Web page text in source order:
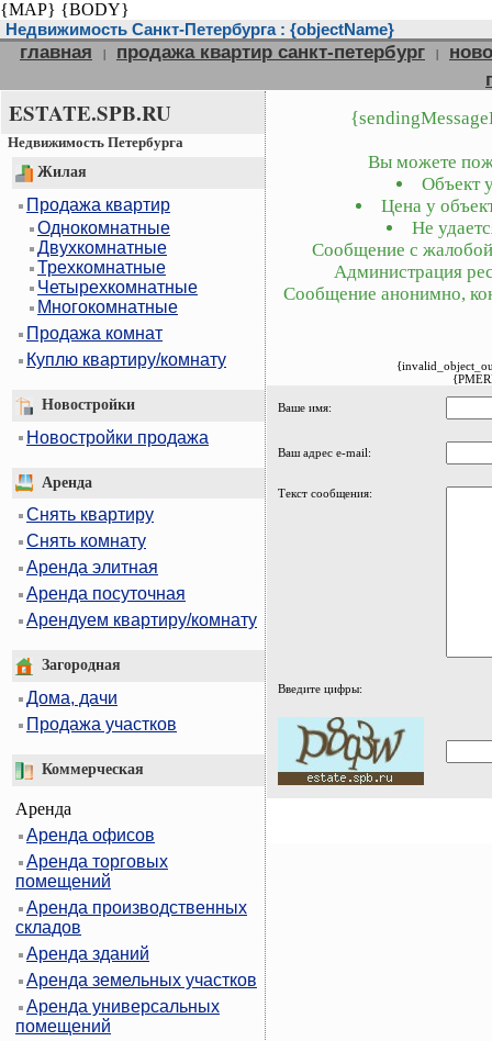
{MAP} {BODY}
Недвижимость Санкт-Петербурга : {objectName}
главная | продажа квартир санкт-петербург |
ESTATE.SPB.RU
Недвижимость Петербурга
Жилая
Продажа квартир
Однокомнатные
Двухкомнатные
Трехкомнатные
Четырехкомнатные
Многокомнатные
Продажа комнат
Куплю квартиру/комнату
Новостройки
Новостройки продажа
Аренда
Снять квартиру
Снять комнату
Аренда элитная
Аренда посуточная
Арендуем квартиру/комнату
Загородная
Дома, дачи
Продажа участков
Коммерческая
Аренда
Аренда офисов
Аренда торговых
помещений
Аренда производственных
складов
Аренда зданий
Аренда земельных участков
Аренда универсальных
помещений
Вы можете
Объект
Цена у
Не
Сообщение с жалобой
Администрация
Сообщение анонимно,
Ваше имя:
Ваш адрес e-mail:
Текст сообщения:
Введите цифры: